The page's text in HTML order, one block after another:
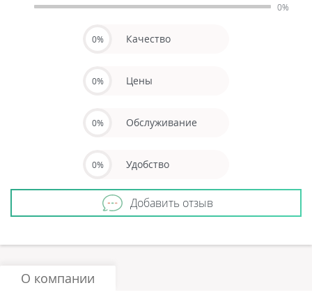
0%
0% Качество
0% Цены
0% Обслуживание
0% Удобство
Добавить отзыв
О компании